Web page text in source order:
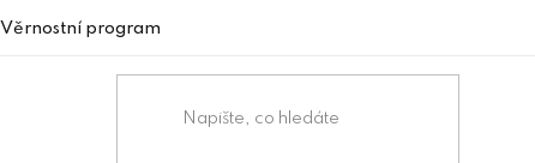
Věrnostní program